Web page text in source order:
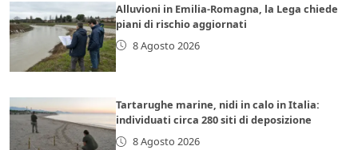
Alluvioni in Emilia-Romagna, la Lega chiede
piani di rischio aggiornati
8 Agosto 2026
Tartarughe marine, nidi in calo in Italia:
individuati circa 280 siti di deposizione
8 Agosto 2026